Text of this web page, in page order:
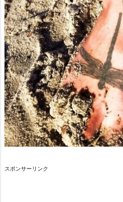
スポンサーリンク